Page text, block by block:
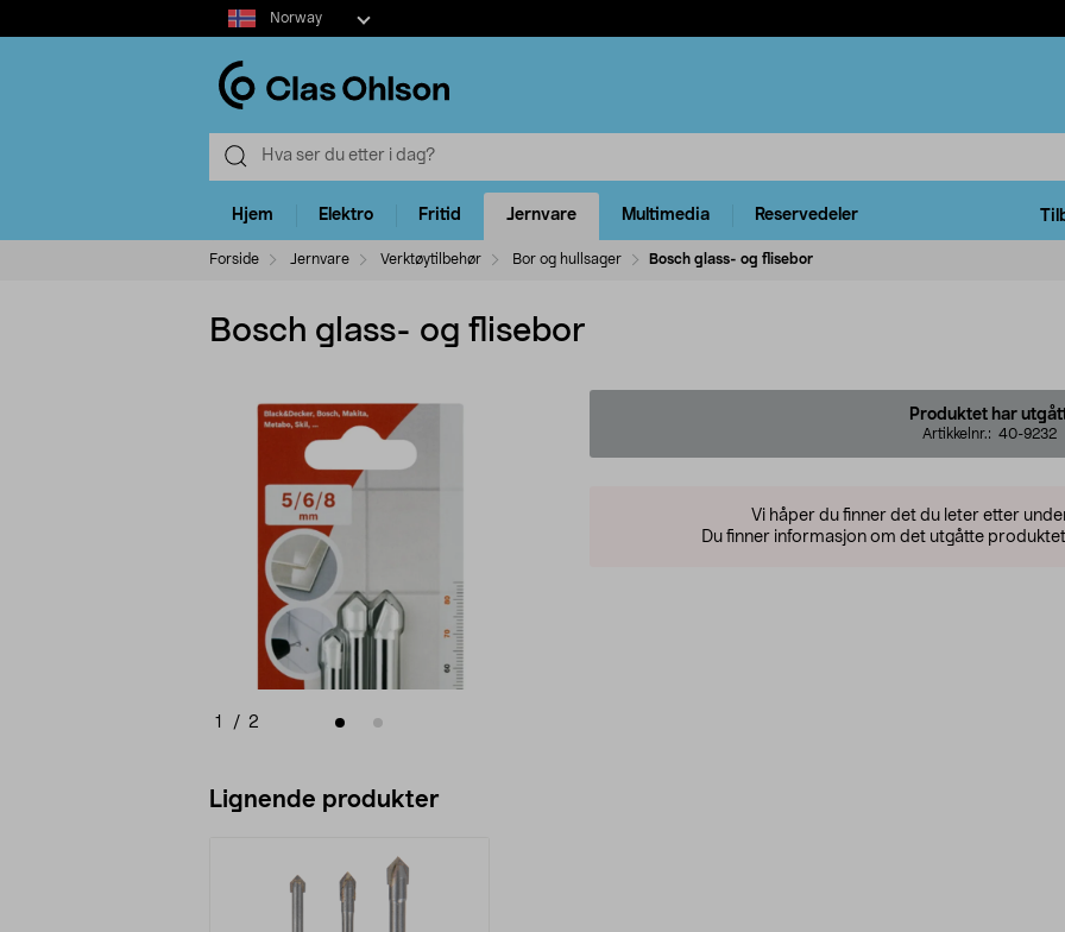
Select
market
Norway
Hjem Elektro Fritid Jernvare Multimedia Reservedeler
Forside Jernvare Verktøytilbehør Bor og hullsager Bosch glass- og flisebor
Bosch glass- og flisebor
1 / 2
Produktet har
Artikkelnr.: 40-9232
Vi håper du finner det du leter etter
Du finner informasjon om det utgåtte
Lignende produkter